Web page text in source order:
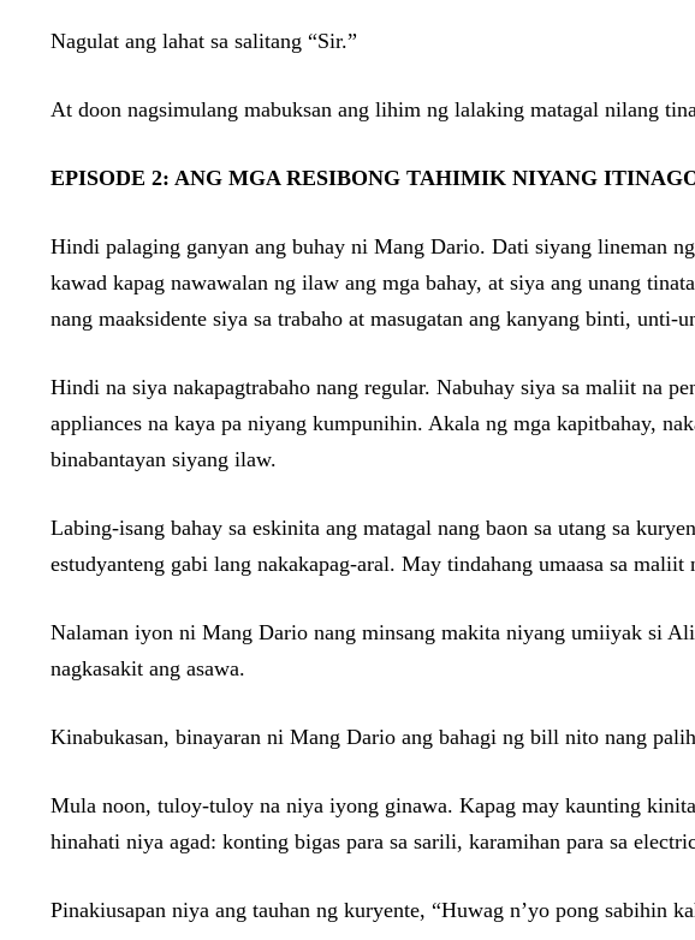
Nagulat ang lahat sa salitang “Sir.”
At doon nagsimulang mabuksan ang lihim ng lalaking matagal nilang
EPISODE 2: ANG MGA RESIBONG TAHIMIK NIYANG
Hindi palaging ganyan ang buhay ni Mang Dario. Dati siyang lineman
kawad kapag nawawalan ng ilaw ang mga bahay, at siya ang unang
nang maaksidente siya sa trabaho at masugatan ang kanyang binti, unti-
Hindi na siya nakapagtrabaho nang regular. Nabuhay siya sa maliit na
appliances na kaya pa niyang kumpunihin. Akala ng mga kapitbahay,
binabantayan siyang ilaw.
Labing-isang bahay sa eskinita ang matagal nang baon sa utang sa
estudyanteng gabi lang nakakapag-aral. May tindahang umaasa sa maliit
Nalaman iyon ni Mang Dario nang minsang makita niyang umiiyak si
nagkasakit ang asawa.
Kinabukasan, binayaran ni Mang Dario ang bahagi ng bill nito nang
Mula noon, tuloy-tuloy na niya iyong ginawa. Kapag may kaunting
hinahati niya agad: konting bigas para sa sarili, karamihan para sa
Pinakiusapan niya ang tauhan ng kuryente, “Huwag n’yo pong sabihin